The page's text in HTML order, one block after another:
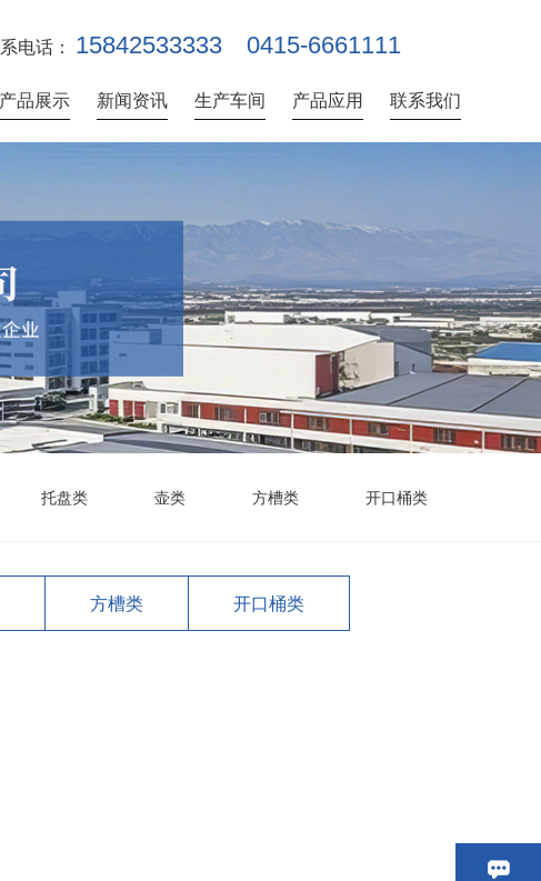
电话： 15842533333 0415-6661111
产品展示 新闻资讯 生产车间 产品应用 联系我们
托盘类 壶类 方槽类 开口桶类
方槽类 开口桶类